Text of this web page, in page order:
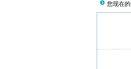
您现在的